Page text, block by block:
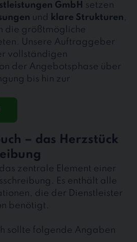
GmbH setzen
und klare Strukturen,
die größtmögliche
Unsere Auftraggeber
vollständigen
der Angebotsphase über
bis hin zur
– das Herzstück
zentrale Element einer
Es enthält alle
die der Dienstleister
benötigt.
sollte folgende Angaben